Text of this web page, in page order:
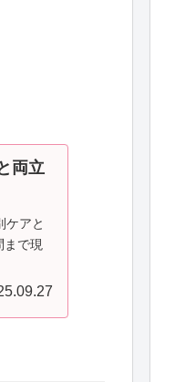
両立
ケアと
で現